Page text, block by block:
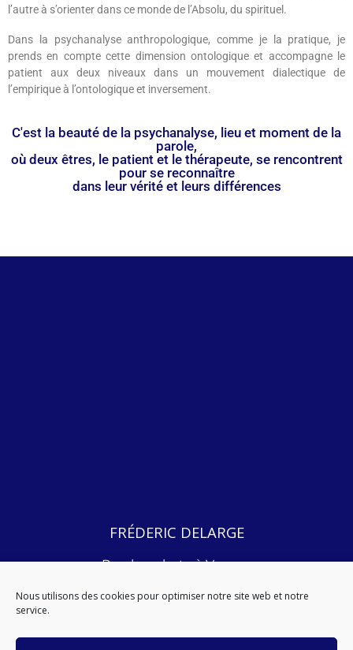
Nous utilisons des cookies pour optimiser notre site web et notre
service.
l’autre à s’orienter dans ce monde de l’Absolu, du spirituel.
Dans la psychanalyse anthropologique, comme je la pratique, je
prends en compte cette dimension ontologique et accompagne le
patient aux deux niveaux dans un mouvement dialectique de
l’empirique à l’ontologique et inversement.
C'est la beauté de la psychanalyse, lieu et moment de la
parole,
où deux êtres, le patient et le thérapeute, se rencontrent
pour se reconnaître
dans leur vérité et leurs différences
FRÉDERIC DELARGE
Psychanalyste à Vannes
56000 Vannes.